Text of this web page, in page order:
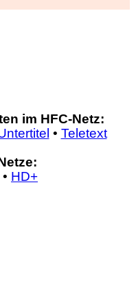
im HFC-Netz:
• Teletext
• HD+